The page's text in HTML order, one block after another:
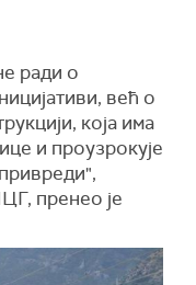
ради о
већ о
која има
и проузрокује
пренео је